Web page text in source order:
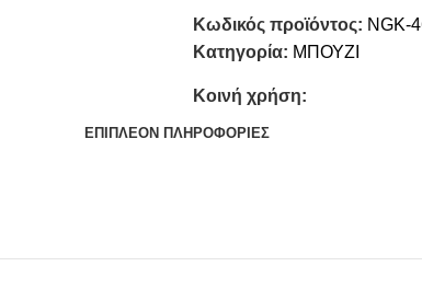
Κωδικός προϊόντος: NGK-
Κατηγορία: ΜΠΟΥΖΙ
Κοινή χρήση:
ΕΠΙΠΛΈΟΝ ΠΛΗΡΟΦΟΡΊΕΣ